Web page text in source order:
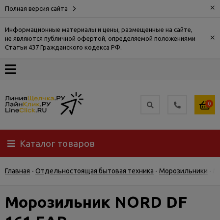
Полная версия сайта ×
Информационные материалы и цены, размещенные на сайте,
не являются публичной офертой, определяемой положениями
Статьи 437 Гражданского кодекса РФ.
×
О
Доставка
Самовывоз
Гарантия
0
Каталог товаров
Главная - Отдельностоящая бытовая техника - Морозильники -
Морозильник NORD DF